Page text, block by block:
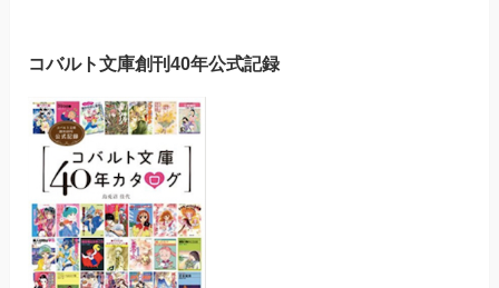
コバルト文庫創刊40年公式記録